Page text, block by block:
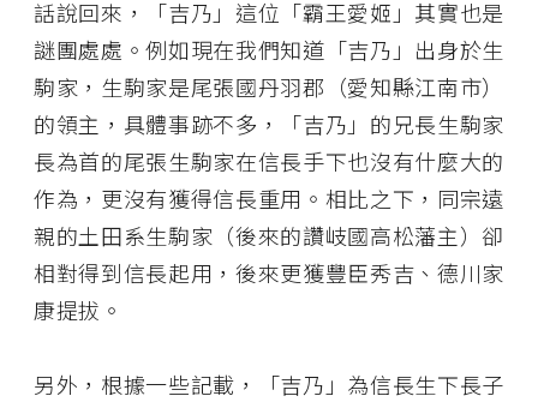
話說回來，「吉乃」這位「霸王愛姬」其實也是
謎團處處。例如現在我們知道「吉乃」出身於生
駒家，生駒家是尾張國丹羽郡（愛知縣江南市）
的領主，具體事跡不多，「吉乃」的兄長生駒家
長為首的尾張生駒家在信長手下也沒有什麼大的
作為，更沒有獲得信長重用。相比之下，同宗遠
親的土田系生駒家（後來的讚岐國高松藩主）卻
相對得到信長起用，後來更獲豐臣秀吉、德川家
康提拔。
另外，根據一些記載，「吉乃」為信長生下長子